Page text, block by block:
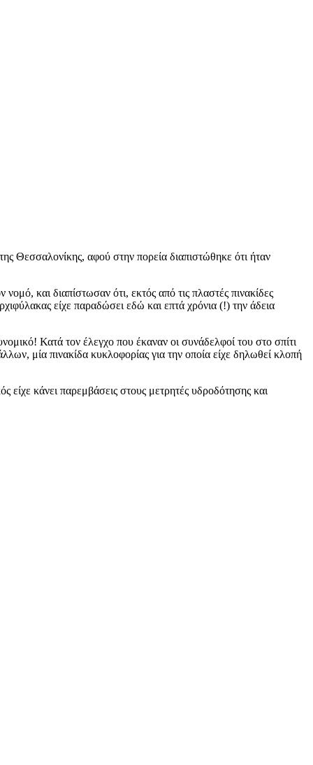
Θεσσαλονίκης, αφού στην πορεία διαπιστώθηκε ότι ήταν
και διαπίστωσαν ότι, εκτός από τις πλαστές πινακίδες
είχε παραδώσει εδώ και επτά χρόνια (!) την άδεια
Κατά τον έλεγχο που έκαναν οι συνάδελφοί του στο σπίτι
μία πινακίδα κυκλοφορίας για την οποία είχε δηλωθεί κλοπή
κάνει παρεμβάσεις στους μετρητές υδροδότησης και